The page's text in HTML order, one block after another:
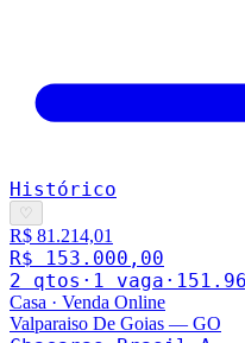
Histórico
♡
R$ 81.214,01
R$ 153.000,00
2 qtos · 1 vaga · 151.96
Casa · Venda Online
Valparaiso De Goias — GO